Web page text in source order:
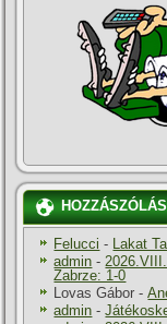
Felucci - Lakat
admin -
Zabrze: 1-0
Lovas Gábor -
admin -